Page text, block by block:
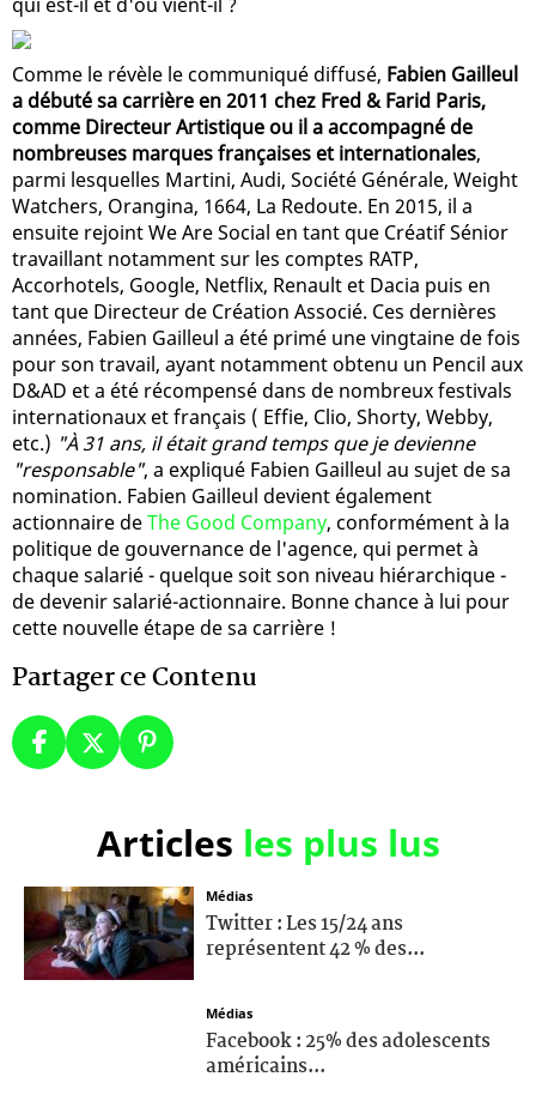
Comme le révèle le communiqué diffusé, Fabien Gailleul
a débuté sa carrière en 2011 chez Fred & Farid Paris,
comme Directeur Artistique ou il a accompagné de
nombreuses marques françaises et internationales,
parmi lesquelles Martini, Audi, Société Générale, Weight
Watchers, Orangina, 1664, La Redoute. En 2015, il a
ensuite rejoint We Are Social en tant que Créatif Sénior
travaillant notamment sur les comptes RATP,
Accorhotels, Google, Netflix, Renault et Dacia puis en
tant que Directeur de Création Associé. Ces dernières
années, Fabien Gailleul a été primé une vingtaine de fois
pour son travail, ayant notamment obtenu un Pencil aux
D&AD et a été récompensé dans de nombreux festivals
internationaux et français ( Effie, Clio, Shorty, Webby,
etc.) "À 31 ans, il était grand temps que je devienne
"responsable", a expliqué Fabien Gailleul au sujet de sa
nomination. Fabien Gailleul devient également
actionnaire deThe Good Company, conformément à la
politique de gouvernance de l'agence, qui permet à
chaque salarié - quelque soit son niveau hiérarchique -
de devenir salarié-actionnaire. Bonne chance à lui pour
cette nouvelle étape de sa carrière !
Partager ce Contenu
Articles les plus lus
Médias
Twitter : Les 15/24 ans
représentent 42 % des...
Médias
Facebook : 25% des adolescents
américains...